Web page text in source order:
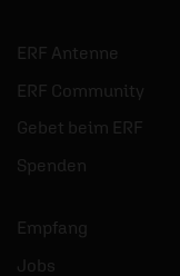
ERF Antenne
ERF Community
Gebet beim ERF
Spenden
Empfang
Jobs